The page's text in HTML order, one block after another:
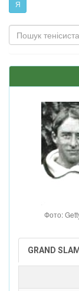
Я
Фото:
GRAND SLAM